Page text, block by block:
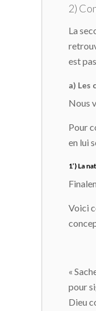
2)
La
est
a) Les
Nous
Pour
en lui
1’) La
Voici
«
pour
Dieu